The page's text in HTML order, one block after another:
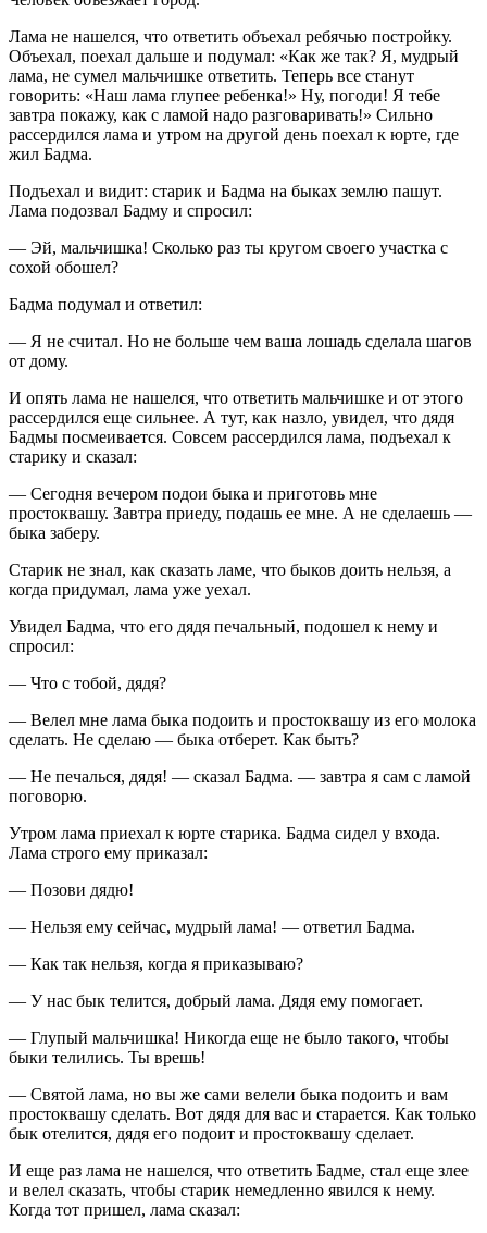
Лама не нашелся, что ответить объехал ребячью постройку.
Объехал, поехал дальше и подумал: «Как же так? Я, мудрый
лама, не сумел мальчишке ответить. Теперь все станут
говорить: «Наш лама глупее ребенка!» Ну, погоди! Я тебе
завтра покажу, как с ламой надо разговаривать!» Сильно
рассердился лама и утром на другой день поехал к юрте, где
жил Бадма.
Подъехал и видит: старик и Бадма на быках землю пашут.
Лама подозвал Бадму и спросил:
— Эй, мальчишка! Сколько раз ты кругом своего участка с
сохой обошел?
Бадма подумал и ответил:
— Я не считал. Но не больше чем ваша лошадь сделала шагов
от дому.
И опять лама не нашелся, что ответить мальчишке и от этого
рассердился еще сильнее. А тут, как назло, увидел, что дядя
Бадмы посмеивается. Совсем рассердился лама, подъехал к
старику и сказал:
— Сегодня вечером подои быка и приготовь мне
простоквашу. Завтра приеду, подашь ее мне. А не сделаешь —
быка заберу.
Старик не знал, как сказать ламе, что быков доить нельзя, а
когда придумал, лама уже уехал.
Увидел Бадма, что его дядя печальный, подошел к нему и
спросил:
— Что с тобой, дядя?
— Велел мне лама быка подоить и простоквашу из его молока
сделать. Не сделаю — быка отберет. Как быть?
— Не печалься, дядя! — сказал Бадма. — завтра я сам с ламой
поговорю.
Утром лама приехал к юрте старика. Бадма сидел у входа.
Лама строго ему приказал:
— Позови дядю!
— Нельзя ему сейчас, мудрый лама! — ответил Бадма.
— Как так нельзя, когда я приказываю?
— У нас бык телится, добрый лама. Дядя ему помогает.
— Глупый мальчишка! Никогда еще не было такого, чтобы
быки телились. Ты врешь!
— Святой лама, но вы же сами велели быка подоить и вам
простоквашу сделать. Вот дядя для вас и старается. Как только
бык отелится, дядя его подоит и простоквашу сделает.
И еще раз лама не нашелся, что ответить Бадме, стал еще злее
и велел сказать, чтобы старик немедленно явился к нему.
Когда тот пришел, лама сказал: